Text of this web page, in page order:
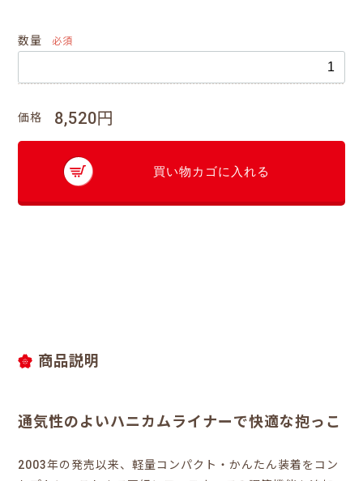
数量 必須
価格 8,520円
買い物カゴに入れる
商品説明
通気性のよいハニカムライナーで快適な抱っこ
2003年の発売以来、軽量コンパクト・かんたん装着をコン